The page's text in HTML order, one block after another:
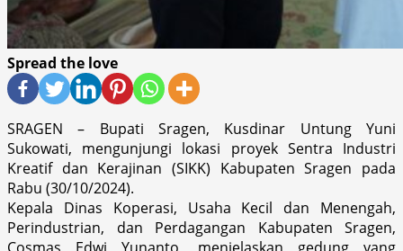
Spread the love
SRAGEN – Bupati Sragen, Kusdinar Untung Yuni
Sukowati, mengunjungi lokasi proyek Sentra Industri
Kreatif dan Kerajinan (SIKK) Kabupaten Sragen pada
Rabu (30/10/2024).
Kepala Dinas Koperasi, Usaha Kecil dan Menengah,
Perindustrian, dan Perdagangan Kabupaten Sragen,